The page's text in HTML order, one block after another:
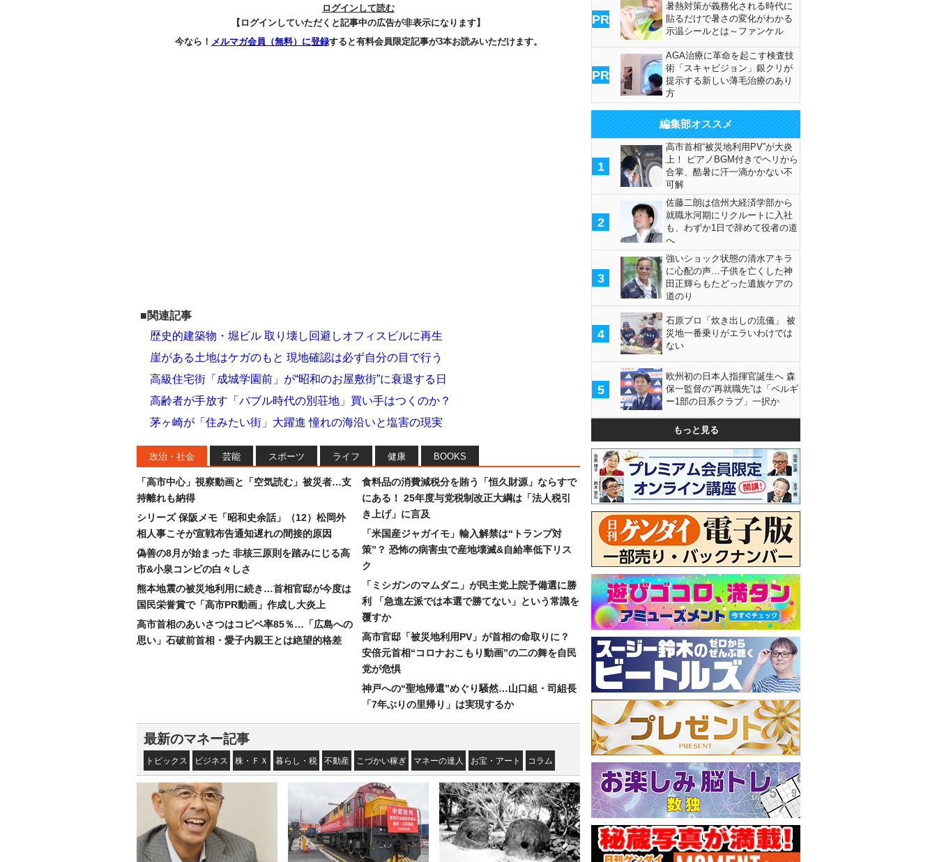
ログインして読む
【ログインしていただくと記事中の広告が非表示になります】
今なら！ メルマガ会員（無料）に登録すると有料会員限定記事が3本お読みいただけます。
■関連記事
歴史的建築物・堀ビル 取り壊し回避しオフィスビルに再生
崖がある土地はケガのもと 現地確認は必ず自分の目で行う
高級住宅街「成城学園前」が“昭和のお屋敷街”に衰退する日
高齢者が手放す「バブル時代の別荘地」買い手はつくのか？
茅ヶ崎が「住みたい街」大躍進 憧れの海沿いと塩害の現実
政治・社会 芸能 スポーツ ライフ 健康 BOOKS
「高市中心」視察動画と「空気読む」被災者…支
持離れも納得
シリーズ 保阪メモ「昭和史余話」（12）松岡外
相人事こそが宣戦布告通知遅れの間接的原因
偽善の8月が始まった 非核三原則を踏みにじる高
市&小泉コンビの白々しさ
熊本地震の被災地利用に続き…首相官邸が今度は
国民栄誉賞で「高市PR動画」作成し大炎上
高市首相のあいさつはコピペ率85％…「広島への
思い」石破前首相・愛子内親王とは絶望的格差
食料品の消費減税分を賄う「恒久財源」ならすで
にある！ 25年度与党税制改正大綱は「法人税引
き上げ」に言及
「米国産ジャガイモ」輸入解禁は“トランプ対
策”？ 恐怖の病害虫で産地壊滅&自給率低下リス
ク
「ミシガンのマムダニ」が民主党上院予備選に勝
利 「急進左派では本選で勝てない」という常識を
覆すか
高市官邸「被災地利用PV」が首相の命取りに？
安倍元首相“コロナおこもり動画”の二の舞を自民
党が危惧
神戸への“聖地帰還”めぐり騒然…山口組・司組長
「7年ぶりの里帰り」は実現するか
最新のマネー記事
トピックス ビジネス 株・ＦＸ 暮らし・税 不動産 こづかい稼ぎ マネーの達人 お宝・アート コラム
PR
暑熱対策が義務化される時代に
貼るだけで暑さの変化がわかる
示温シールとは～ファンケル
PR
AGA治療に革命を起こす検査技
術「スキャビジョン」銀クリが
提示する新しい薄毛治療のあり
方
編集部オススメ
1
高市首相“被災地利用PV”が大炎
上！ ピアノBGM付きでヘリから
合掌、酷暑に汗一滴かかない不
可解
2
佐藤二朗は信州大経済学部から
就職氷河期にリクルートに入社
も、わずか1日で辞めて役者の道
へ
3
強いショック状態の清水アキラ
に心配の声…子供を亡くした神
田正輝らもたどった遺族ケアの
道のり
4
石原プロ「炊き出しの流儀」 被
災地一番乗りがエラいわけでは
ない
5
欧州初の日本人指揮官誕生へ 森
保一監督の“再就職先”は「ベルギ
ー1部の日系クラブ」一択か
もっと見る